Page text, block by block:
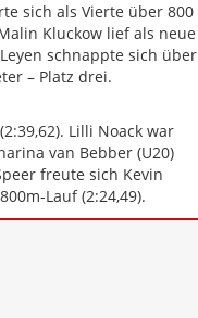
sich als Vierte über 800
Kluckow lief als neue
schnappte sich über
– Platz drei.
Lilli Noack war
van Bebber (U20)
freute sich Kevin
Lauf (2:24,49).